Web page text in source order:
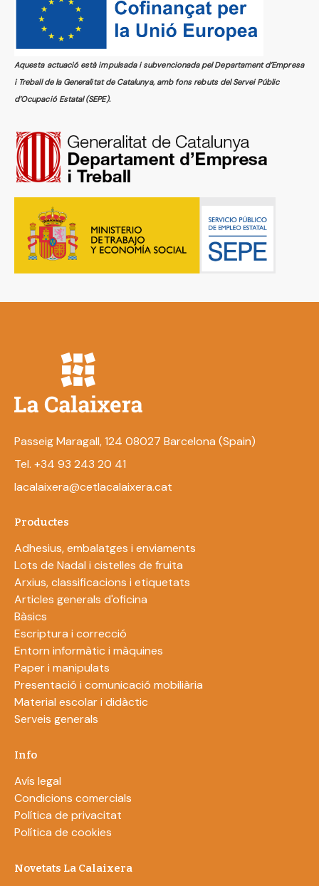
Aquesta actuació està impulsada i subvencionada pel Departament d’Empresa
i Treball de la Generalitat de Catalunya, amb fons rebuts del Servei Públic
d’Ocupació Estatal (SEPE).
Passeig Maragall, 124 08027 Barcelona (Spain)
Tel. +34 93 243 20 41
lacalaixera@cetlacalaixera.cat
Productes
Adhesius, embalatges i enviaments
Lots de Nadal i cistelles de fruita
Arxius, classificacions i etiquetats
Articles generals d'oficina
Bàsics
Escriptura i correcció
Entorn informàtic i màquines
Paper i manipulats
Presentació i comunicació mobiliària
Material escolar i didàctic
Serveis generals
Info
Avís legal
Condicions comercials
Política de privacitat
Política de cookies
Novetats La Calaixera